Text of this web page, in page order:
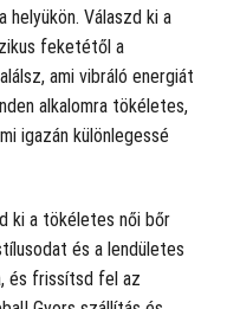
Válaszd ki a
feketétől a
ami vibráló energiát
alkalomra tökéletes,
igazán különlegessé
ki a tökéletes női bőr
és a lendületes
és frissítsd fel az